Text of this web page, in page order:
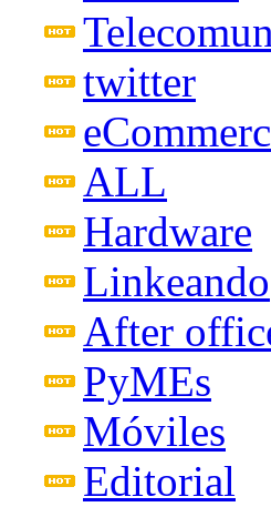
twitter
ALL
Hardware
Linkeando
After
PyMEs
Móviles
Editorial